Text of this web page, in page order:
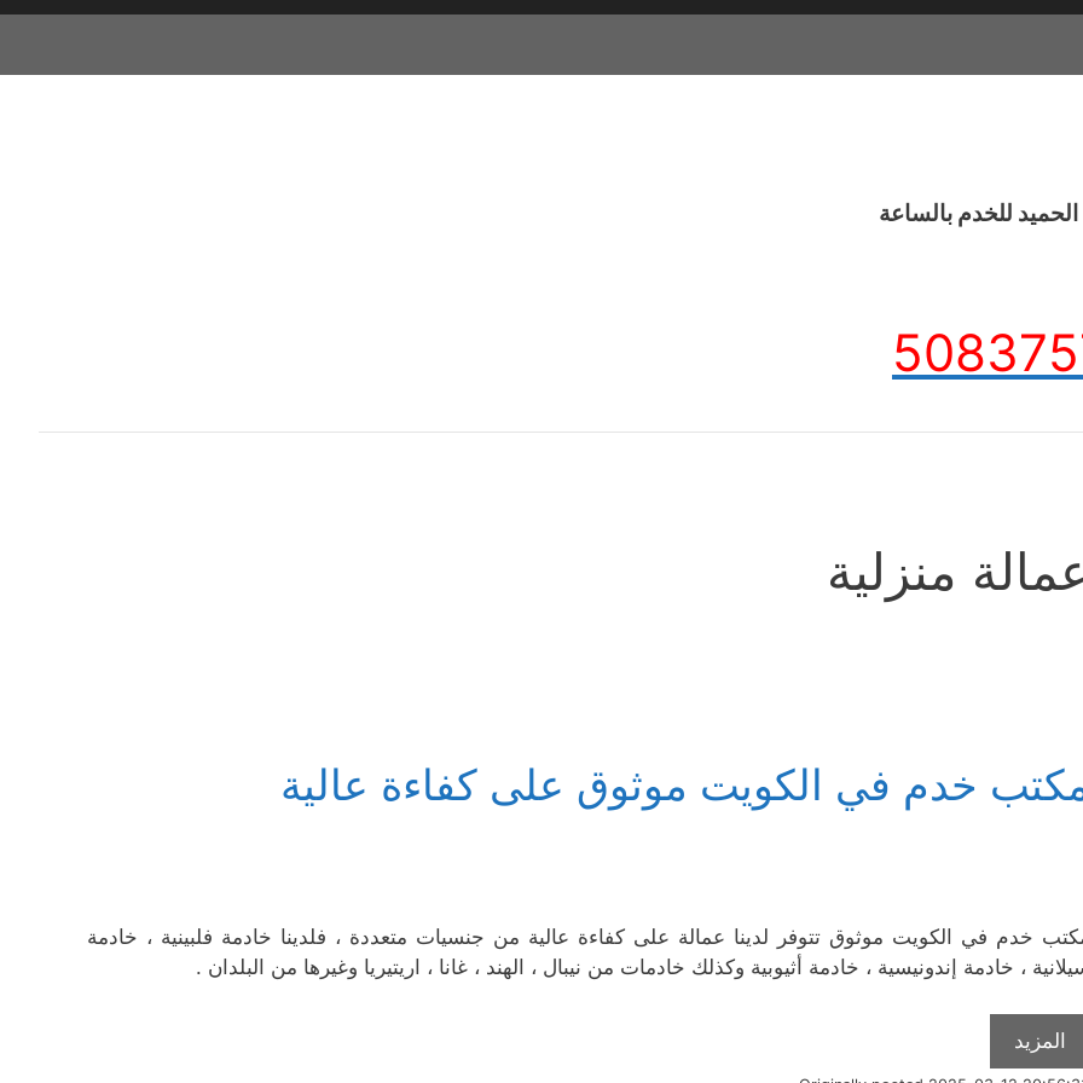
للخدم بالساعة
منزلية
خدم في الكويت موثوق على كفاءة عالية
خدم في الكويت موثوق تتوفر لدينا عمالة على كفاءة عالية من جنسيات متعددة ، فلدينا خادمة فلبينية ، خادمة
، خادمة إندونيسية ، خادمة أثيوبية وكذلك خادمات من نيبال ، الهند ، غانا ، اريتيريا وغيرها من البلدان .
المزيد